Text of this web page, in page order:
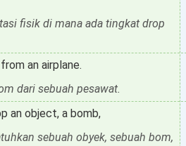
fisik di mana ada tingkat drop
an airplane.
dari sebuah pesawat.
an object, a bomb,
sebuah obyek, sebuah bom,